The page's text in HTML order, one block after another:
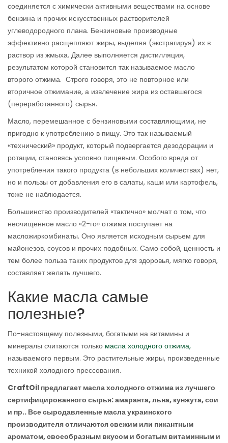
соединяется с химически активными веществами на основе
бензина и прочих искусственных растворителей
углеводородного плана. Бензиновые производные
эффективно расщепляют жиры, выделяя (экстрагируя) их в
раствор из жмыха. Далее выполняется дистилляция,
результатом которой становится так называемое масло
второго отжима. Строго говоря, это не повторное или
вторичное отжимание, а извлечение жира из оставшегося
(переработанного) сырья.
Масло, перемешанное с бензиновыми составляющими, не
пригодно к употреблению в пищу. Это так называемый
«технический» продукт, который подвергается дезодорации и
ротации, становясь условно пищевым. Особого вреда от
употребления такого продукта (в небольших количествах) нет,
но и пользы от добавления его в салаты, каши или картофель,
тоже не наблюдается.
Большинство производителей «тактично» молчат о том, что
неочищенное масло «2-го» отжима поступает на
масложиркомбинаты. Оно является исходным сырьем для
майонезов, соусов и прочих подобных. Само собой, ценность и
тем более польза таких продуктов для здоровья, мягко говоря,
составляет желать лучшего.
Какие масла самые
полезные?
По-настоящему полезными, богатыми на витамины и
минералы считаются только масла холодного отжима,
называемого первым. Это растительные жиры, произведенные
техникой холодного прессования.
CraftOil предлагает масла холодного отжима из лучшего
сертифицированного сырья: амаранта, льна, кунжута, сои
и пр.. Все сыродавленные масла украинского
производителя отличаются свежим или пикантным
ароматом, своеобразным вкусом и богатым витаминным и